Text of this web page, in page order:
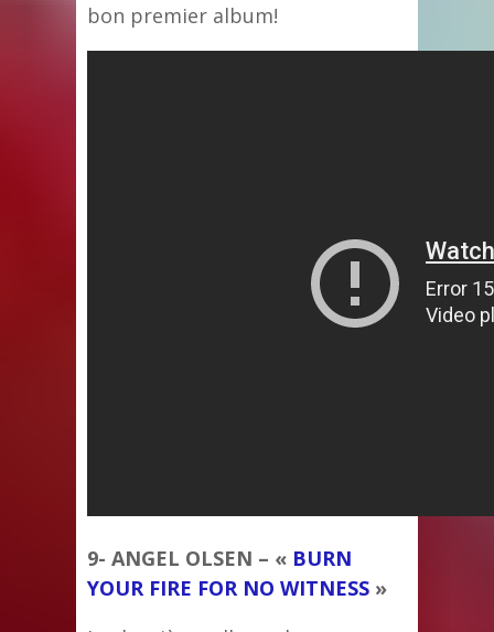
bon premier album!
9- ANGEL OLSEN – « BURN
YOUR FIRE FOR NO WITNESS »